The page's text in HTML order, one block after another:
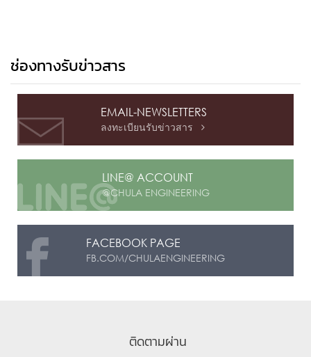
ช่องทางรับข่าวสาร
EMAIL-NEWSLETTERS
ลงทะเบียนรับข่าวสาร 
LINE@ ACCOUNT
@CHULA ENGINEERING
FACEBOOK PAGE
FB.COM/CHULAENGINEERING
ติดตามผ่าน